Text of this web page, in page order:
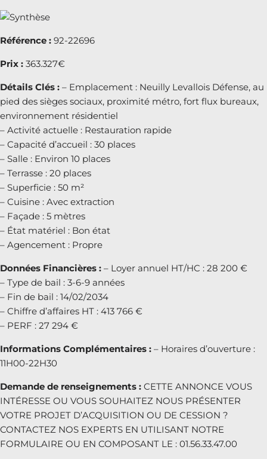
Référence : 92-22696
Prix : 363.327€
Détails Clés : – Emplacement : Neuilly Levallois Défense, au
pied des sièges sociaux, proximité métro, fort flux bureaux,
environnement résidentiel
– Activité actuelle : Restauration rapide
– Capacité d’accueil : 30 places
– Salle : Environ 10 places
– Terrasse : 20 places
– Superficie : 50 m²
– Cuisine : Avec extraction
– Façade : 5 mètres
– État matériel : Bon état
– Agencement : Propre
Données Financières : – Loyer annuel HT/HC : 28 200 €
– Type de bail : 3-6-9 années
– Fin de bail : 14/02/2034
– Chiffre d’affaires HT : 413 766 €
– PERF : 27 294 €
Informations Complémentaires : – Horaires d’ouverture :
11H00-22H30
Demande de renseignements : CETTE ANNONCE VOUS
INTÉRESSE OU VOUS SOUHAITEZ NOUS PRÉSENTER
VOTRE PROJET D’ACQUISITION OU DE CESSION ?
CONTACTEZ NOS EXPERTS EN UTILISANT NOTRE
FORMULAIRE OU EN COMPOSANT LE : 01.56.33.47.00